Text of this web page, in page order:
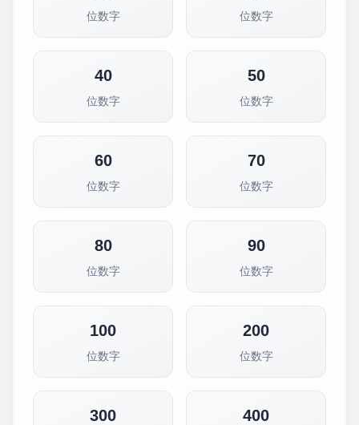
位数字 位数字
40
位数字
50
位数字
60
位数字
70
位数字
80
位数字
90
位数字
100
位数字
200
位数字
300 400